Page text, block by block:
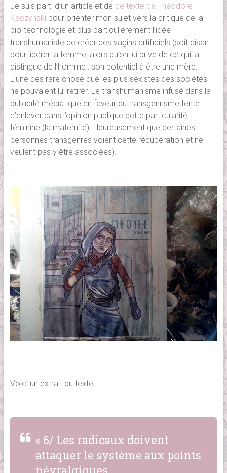
Je suis parti d’un article et de ce texte de Théodore
Kaczynski pour orienter mon sujet vers la critique de la
bio-technologie et plus particulièrement l’idée
transhumaniste de créer des vagins artificiels (soit disant
pour libérer la femme, alors qu’on lui prive de ce qui la
distingue de l’homme : son potentiel à être une mère.
L’une des rare chose que les plus sexistes des sociétés
ne pouvaient lui retirer. Le transhumanisme infusé dans la
publicité médiatique en faveur du transgenrisme tente
d’enlever dans l’opinion publique cette particularité
féminine (la maternité). Heureusement que certaines
personnes transgenres voient cette récupération et ne
veulent pas y être associées).
.
.
Voici un extrait du texte :
.
« 6/ Les radicaux doivent
attaquer le système aux points